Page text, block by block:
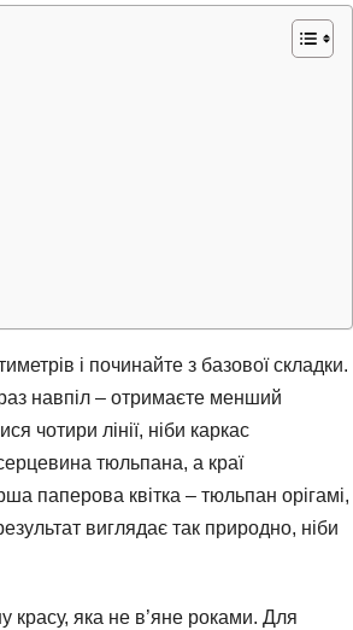
і починайте з базової складки.
навпіл – отримаєте менший
чотири лінії, ніби каркас
тюльпана, а краї
паперова квітка – тюльпан орігамі,
виглядає так природно, ніби
красу, яка не в’яне роками. Для